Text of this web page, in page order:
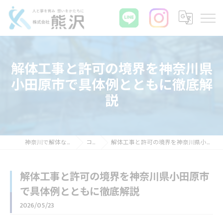
解体工事と許可の境界を神奈川県
小田原市で具体例とともに徹底解
説
神奈川で解体なら株式会社熊沢 コラム 解体工事と許可の境界を神奈川県小田原市で具体例とともに徹底解説
解体工事と許可の境界を神奈川県小田原市
で具体例とともに徹底解説
2026/05/23